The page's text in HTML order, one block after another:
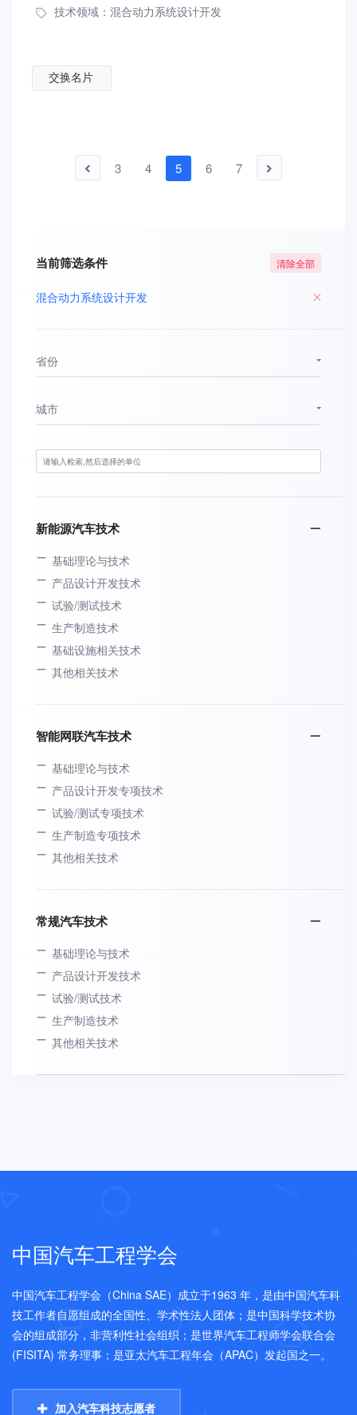
技术领域： 混合动力系统设计开发
交换名片
3 4 5 6 7
当前筛选条件 清除全部
混合动力系统设计开发
省份
城市
新能源汽车技术
基础理论与技术
产品设计开发技术
试验/测试技术
生产制造技术
基础设施相关技术
其他相关技术
智能网联汽车技术
基础理论与技术
产品设计开发专项技术
试验/测试专项技术
生产制造专项技术
其他相关技术
常规汽车技术
基础理论与技术
产品设计开发技术
试验/测试技术
生产制造技术
其他相关技术
中国汽车工程学会
中国汽车工程学会（China SAE）成立于1963 年，是由中国汽车科
技工作者自愿组成的全国性、学术性法人团体；是中国科学技术协
会的组成部分，非营利性社会组织；是世界汽车工程师学会联合会
(FISITA) 常务理事；是亚太汽车工程年会（APAC）发起国之一。
加入汽车科技志愿者